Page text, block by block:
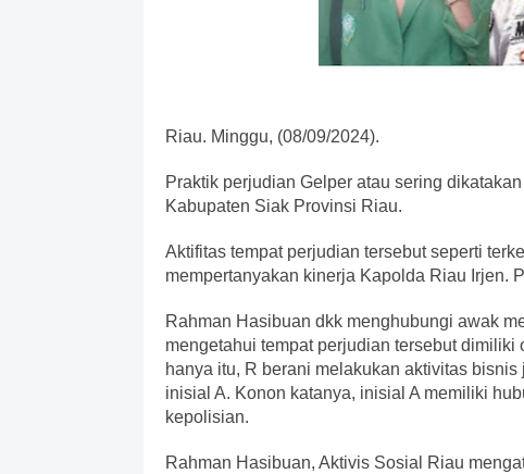
Riau. Minggu, (08/09/2024).
Praktik perjudian Gelper atau sering
Kabupaten Siak Provinsi Riau.
Aktifitas tempat perjudian tersebut seperti
mempertanyakan kinerja Kapolda Riau Irjen.
Rahman Hasibuan dkk menghubungi awak
mengetahui tempat perjudian tersebut
hanya itu, R berani melakukan aktivitas
inisial A. Konon katanya, inisial A memiliki
kepolisian.
Rahman Hasibuan, Aktivis Sosial Riau